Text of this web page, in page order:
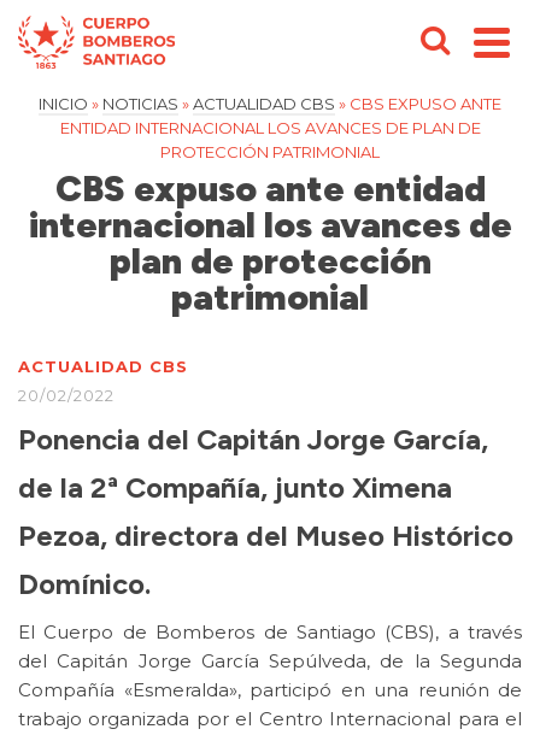
INICIO » NOTICIAS »ACTUALIDAD CBS » CBS EXPUSO ANTE
ENTIDAD INTERNACIONAL LOS AVANCES DE PLAN DE
PROTECCIÓN PATRIMONIAL
CBS expuso ante entidad
internacional los avances de
plan de protección
patrimonial
ACTUALIDAD CBS
20/02/2022
Ponencia del Capitán Jorge García,
de la 2ª Compañía, junto Ximena
Pezoa, directora del Museo Histórico
Domínico.
El Cuerpo de Bomberos de Santiago (CBS), a través
del Capitán Jorge García Sepúlveda, de la Segunda
Compañía «Esmeralda», participó en una reunión de
trabajo organizada por el Centro Internacional para el